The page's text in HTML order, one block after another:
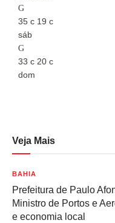
35 c 19 c
sáb
33 c 20 c
dom
Veja Mais
BAHIA
Prefeitura de Paulo
Ministro de Portos e
e economia local